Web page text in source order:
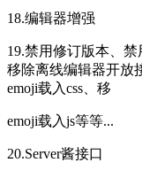
18.编辑器增强
19.禁用修订版本、
移除离线编辑器开放
emoji载入css、移
emoji载入js等等...
20.Server酱接口